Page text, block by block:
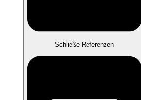
Schließe Referenzen